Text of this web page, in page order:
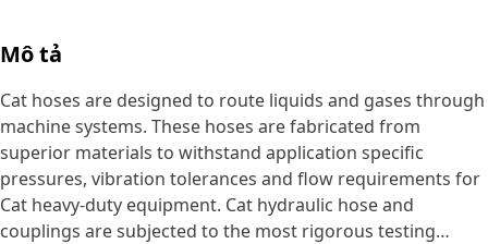
Mô tả
Cat hoses are designed to route liquids and gases through
machine systems. These hoses are fabricated from
superior materials to withstand application specific
pressures, vibration tolerances and flow requirements for
Cat heavy-duty equipment. Cat hydraulic hose and
couplings are subjected to the most rigorous testing